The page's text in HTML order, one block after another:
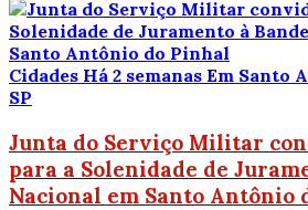
Cidades Há 2 semanas Em Santo
SP
Junta do Serviço Militar
para a Solenidade de
Nacional em Santo Antônio